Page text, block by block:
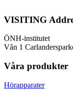
VISITING
ÖNH-institutet
Vån 1
Våra produkter
Hörapparater